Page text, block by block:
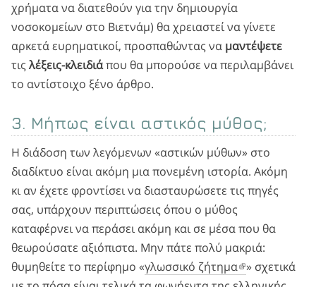
χρήματα να διατεθούν για την δημιουργία
νοσοκομείων στο Βιετνάμ) θα χρειαστεί να γίνετε
αρκετά ευρηματικοί, προσπαθώντας να μαντέψετε
τις λέξεις-κλειδιάπου θα μπορούσε να περιλαμβάνει
το αντίστοιχο ξένο άρθρο.
3. Μήπως είναι αστικός μύθος;
Η διάδοση των λεγόμενων «αστικών μύθων» στο
διαδίκτυο είναι ακόμη μια πονεμένη ιστορία. Ακόμη
κι αν έχετε φροντίσει να διασταυρώσετε τις πηγές
σας, υπάρχουν περιπτώσεις όπου ο μύθος
καταφέρνει να περάσει ακόμη και σε μέσα που θα
θεωρούσατε αξιόπιστα. Μην πάτε πολύ μακριά:
θυμηθείτε το περίφημο «γλωσσικό ζήτημα » σχετικά